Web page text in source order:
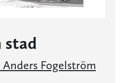
stad
Anders Fogelström